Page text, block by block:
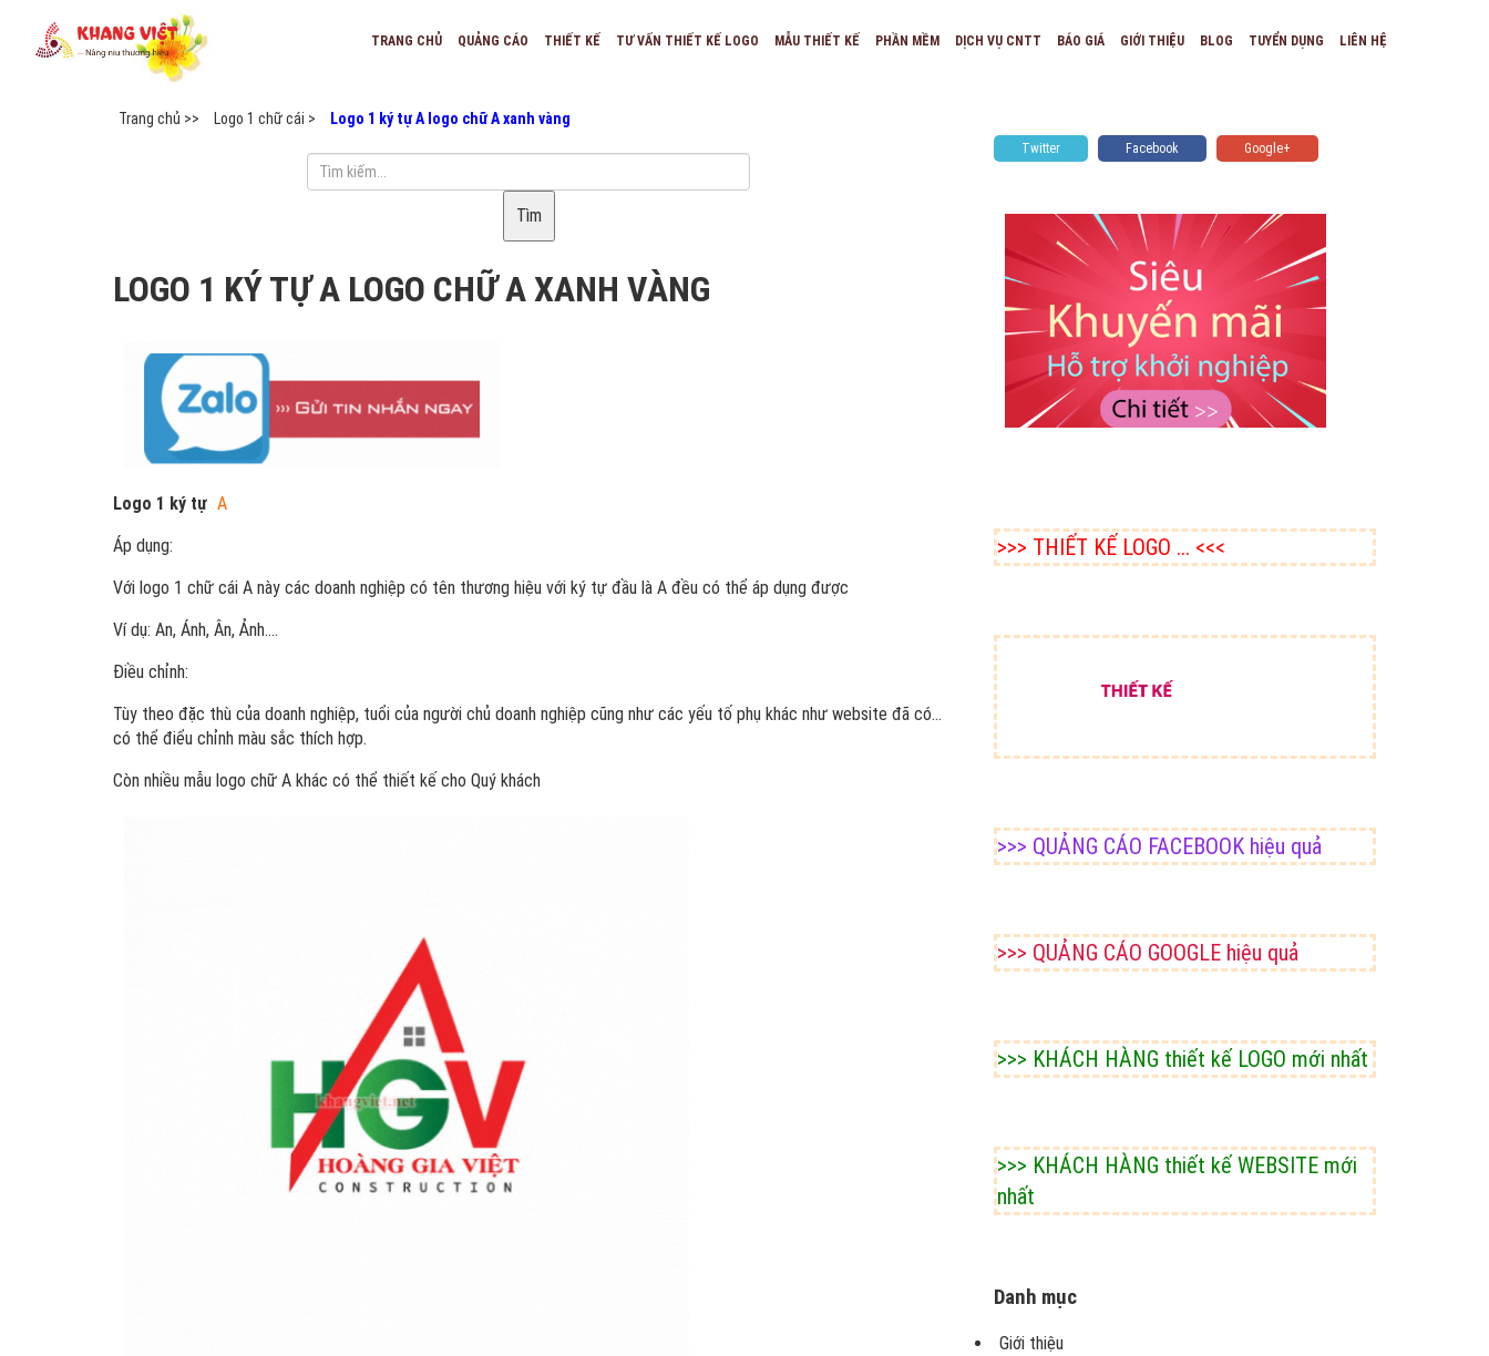
TRANG CHỦ QUẢNG CÁO THIẾT KẾ TƯ VẤN THIẾT KẾ LOGO MẪU THIẾT KẾ PHẦN MỀM DỊCH VỤ CNTT BÁO GIÁ GIỚI THIỆU BLOG TUYỂN DỤNG LIÊN HỆ
Trang chủ >> Logo 1 chữ cái > Logo 1 ký tự A logo chữ A xanh vàng
Tìm
LOGO 1 KÝ TỰ A LOGO CHỮ A XANH VÀNG
Logo 1 ký tự A
Áp dụng:
Với logo 1 chữ cái A này các doanh nghiệp có tên thương hiệu với ký tự đầu là A đều có thể áp dụng được
Ví dụ: An, Ánh, Ân, Ảnh....
Điều chỉnh:
Tùy theo đặc thù của doanh nghiệp, tuổi của người chủ doanh nghiệp cũng như các yếu tố phụ khác như website đã có...
có thể điểu chỉnh màu sắc thích hợp.
Còn nhiều mẫu logo chữ A khác có thể thiết kế cho Quý khách
Twitter Facebook Google+
>>> THIẾT KẾ LOGO ... <<<
>>> QUẢNG CÁO FACEBOOK hiệu quả
>>> QUẢNG CÁO GOOGLE hiệu quả
>>> KHÁCH HÀNG thiết kế LOGO mới nhất
>>> KHÁCH HÀNG thiết kế WEBSITE mới
nhất
Danh mục
Giới thiệu